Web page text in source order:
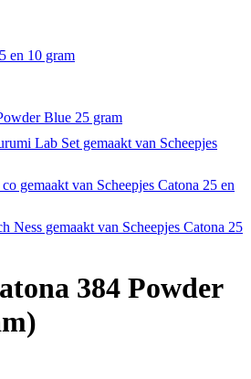
en 10 gram
384 Powder